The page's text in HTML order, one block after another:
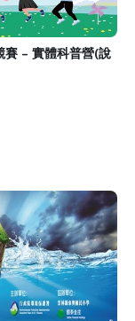
賽 – 實體科普營(說